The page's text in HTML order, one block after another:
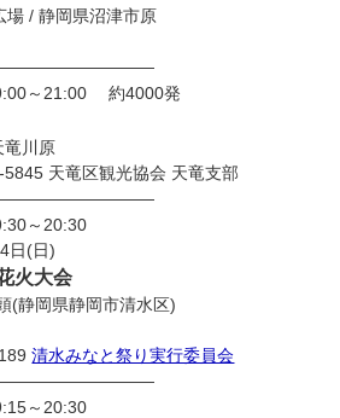
場 / 静岡県沼津市原
～21:00 約4000発
竜川原
5845 天竜区観光協会 天竜支部
～20:30
日(日)
火大会
(静岡県静岡市清水区)
清水みなと祭り実行委員会
～20:30